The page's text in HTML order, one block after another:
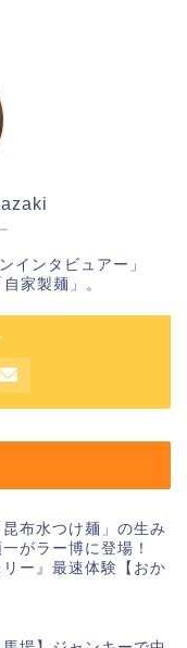
インタビュアー」
家製麺」。
昆布水つけ麺」の生み
がラー博に登場！
リー』最速体験【おか